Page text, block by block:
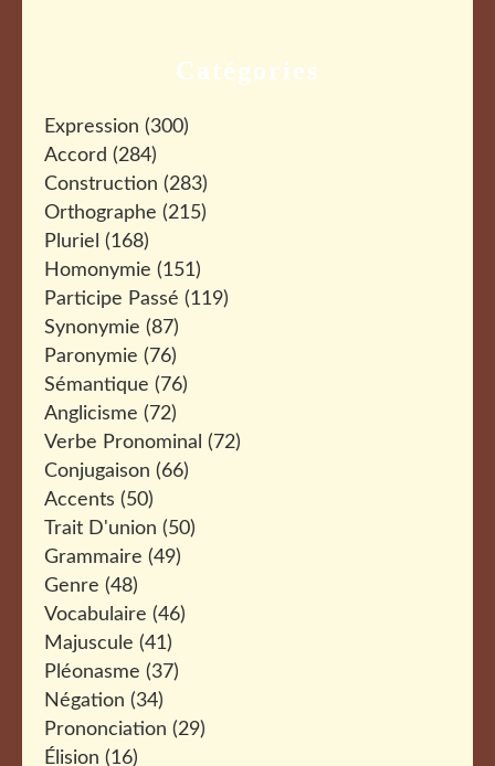
Catégories
Expression (300)
Accord (284)
Construction (283)
Orthographe (215)
Pluriel (168)
Homonymie (151)
Participe Passé (119)
Synonymie (87)
Paronymie (76)
Sémantique (76)
Anglicisme (72)
Verbe Pronominal (72)
Conjugaison (66)
Accents (50)
Trait D'union (50)
Grammaire (49)
Genre (48)
Vocabulaire (46)
Majuscule (41)
Pléonasme (37)
Négation (34)
Prononciation (29)
Élision (16)